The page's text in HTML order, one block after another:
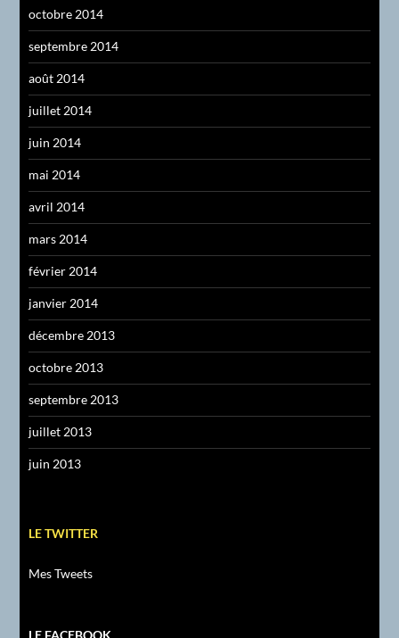
octobre 2014
septembre 2014
août 2014
juillet 2014
juin 2014
mai 2014
avril 2014
mars 2014
février 2014
janvier 2014
décembre 2013
octobre 2013
septembre 2013
juillet 2013
juin 2013
LE TWITTER
Mes Tweets
LE FACEBOOK